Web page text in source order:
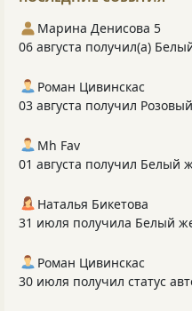
Марина Денисова 5
06 августа получил(а)
Роман Цивинскас
03 августа получил
Mh Fav
01 августа получил Белый
Наталья Бикетова
31 июля получила Белый
Роман Цивинскас
30 июля получил статус